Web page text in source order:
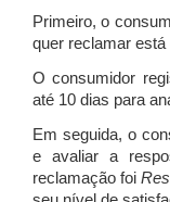
Primeiro, o
quer reclamar
O consumidor
até 10 dias para
Em seguida, o
e avaliar a
reclamação foi